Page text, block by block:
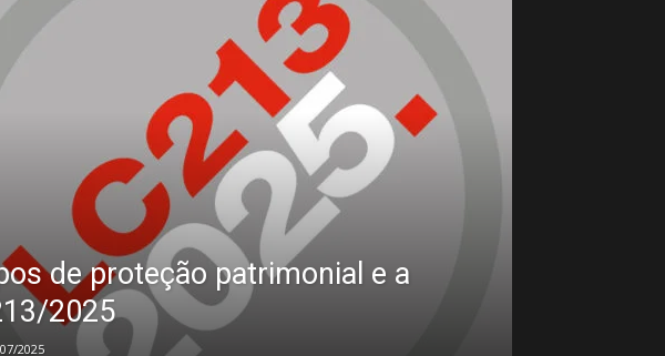
de proteção patrimonial e a
2025
2025